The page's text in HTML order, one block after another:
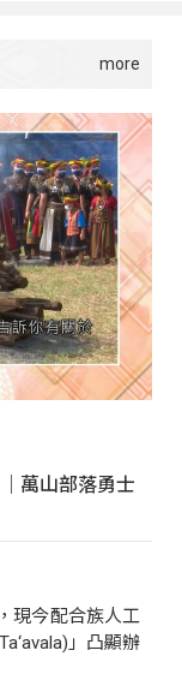
萬山部落勇士
現今配合族人工
」凸顯辦